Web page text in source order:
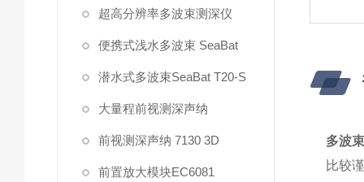
超高分辨率多波束测深仪
便携式浅水多波束 SeaBat
潜水式多波束SeaBat T20-S
大量程前视测深声纳
前视测深声纳 7130 3D
前置放大模块EC6081
多波
比较